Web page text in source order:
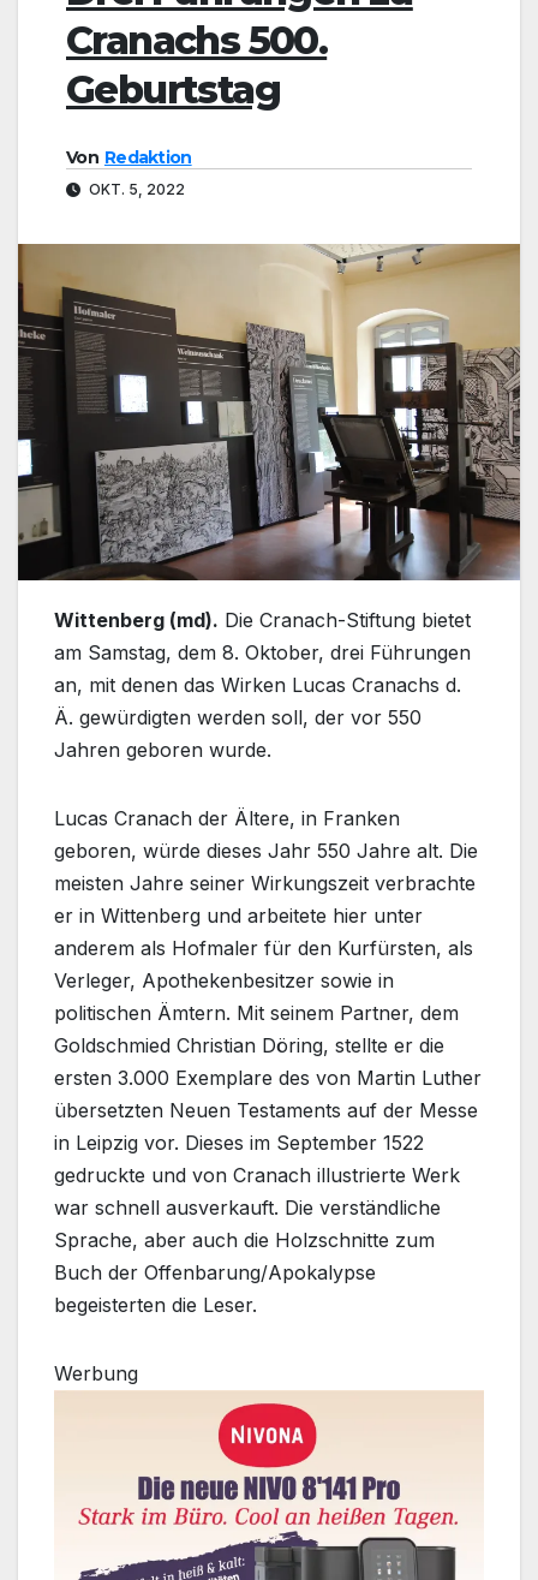
Cranachs 500.
Geburtstag
Von Redaktion
OKT. 5, 2022
Wittenberg (md). Die Cranach-Stiftung bietet
am Samstag, dem 8. Oktober, drei Führungen
an, mit denen das Wirken Lucas Cranachs d.
Ä. gewürdigten werden soll, der vor 550
Jahren geboren wurde.
Lucas Cranach der Ältere, in Franken
geboren, würde dieses Jahr 550 Jahre alt. Die
meisten Jahre seiner Wirkungszeit verbrachte
er in Wittenberg und arbeitete hier unter
anderem als Hofmaler für den Kurfürsten, als
Verleger, Apothekenbesitzer sowie in
politischen Ämtern. Mit seinem Partner, dem
Goldschmied Christian Döring, stellte er die
ersten 3.000 Exemplare des von Martin Luther
übersetzten Neuen Testaments auf der Messe
in Leipzig vor. Dieses im September 1522
gedruckte und von Cranach illustrierte Werk
war schnell ausverkauft. Die verständliche
Sprache, aber auch die Holzschnitte zum
Buch der Offenbarung/Apokalypse
begeisterten die Leser.
Werbung